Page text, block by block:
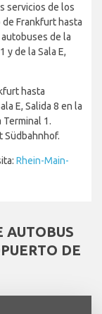
servicios de los
Frankfurt hasta
de la
y de la Sala E,
hasta
E, Salida 8 en la
Terminal 1.
Südbahnhof.
Rhein-Main-
AUTOBUS
DE